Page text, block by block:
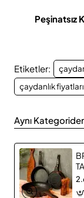
Peşinatsız
Etiketler:
çaydanlık fiyatları
Aynı